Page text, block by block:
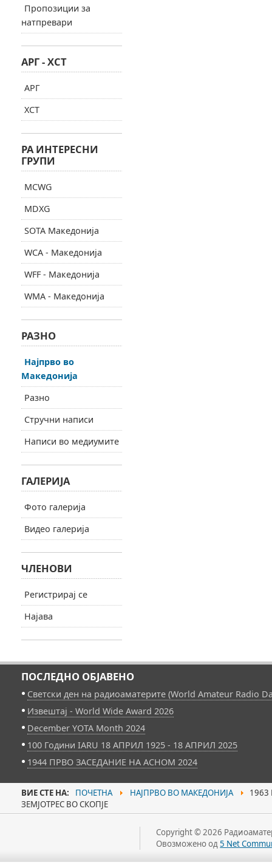
Пропозиции за
натпревари
АРГ - ХСТ
АРГ
ХСТ
РА ИНТЕРЕСНИ
ГРУПИ
MCWG
MDXG
SOTA Македонија
WCA - Македонија
WFF - Македонија
WMA - Македонија
РАЗНО
Најпрво во
Македонија
Разно
Стручни написи
Написи во медиумите
ГАЛЕРИЈА
Фото галерија
Видео галерија
ЧЛЕНОВИ
Регистрирај се
Најава
ПОСЛЕДНО ОБЈАВЕНО
Светски ден на радиоаматерите (World Amateur Radio
Извештај - World Wide Award 2026
December YOTA Month 2024
100 Години IARU 18 АПРИЛ 1925 - 18 АПРИЛ 2025
1944 ПРВО ЗАСЕДАНИЕ НА АСНОМ 2024
ВИЕ СТЕ НА: ПОЧЕТНА НАЈПРВО ВО МАКЕДОНИЈА
ЗЕМЈОТРЕС ВО СКОПЈЕ
Copyright © 2026
Овозможено од5 Net